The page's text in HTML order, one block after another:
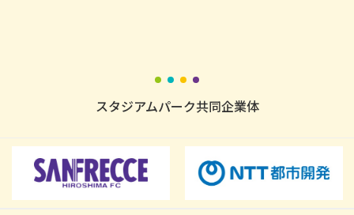
スタジアムパーク共同企業体